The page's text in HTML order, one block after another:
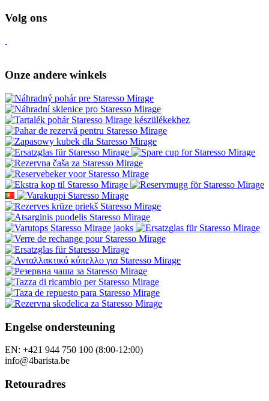
Volg ons
Onze andere winkels
Engelse ondersteuning
EN: +421 944 750 100 (8:00-12:00)
info@4barista.be
Retouradres